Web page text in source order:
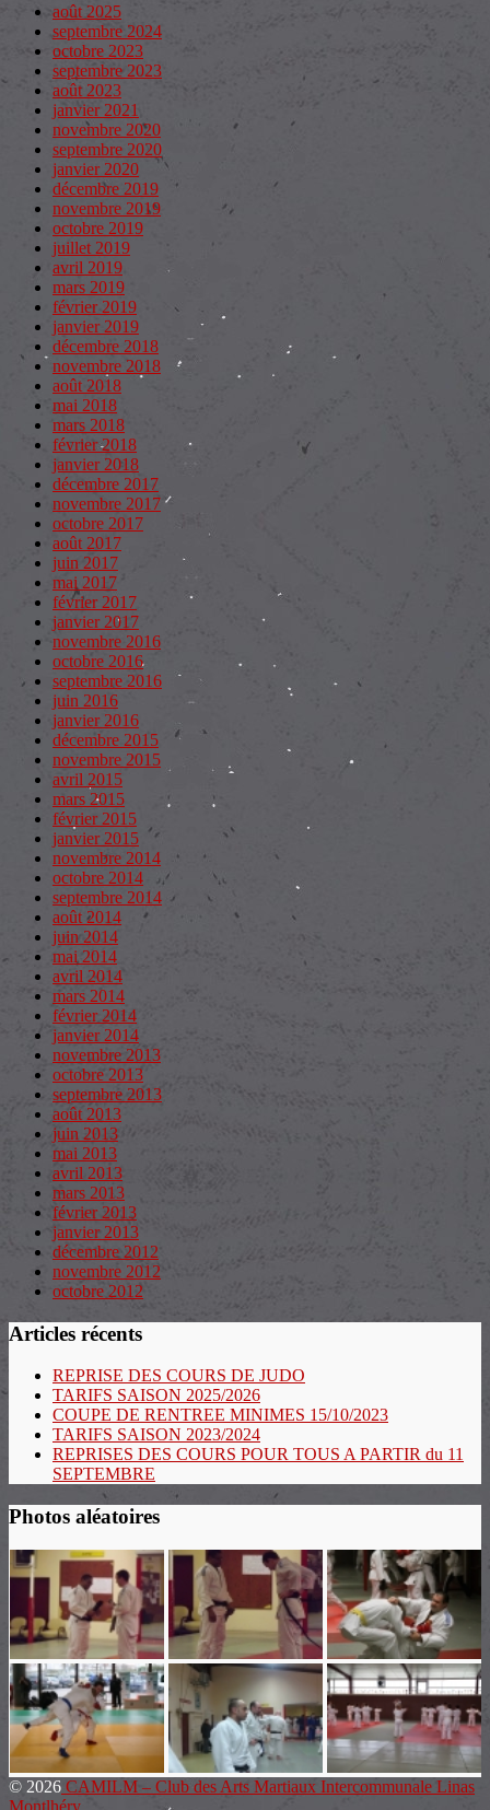
août 2025
septembre 2024
octobre 2023
septembre 2023
août 2023
janvier 2021
novembre 2020
septembre 2020
janvier 2020
décembre 2019
novembre 2019
octobre 2019
juillet 2019
avril 2019
mars 2019
février 2019
janvier 2019
décembre 2018
novembre 2018
août 2018
mai 2018
mars 2018
février 2018
janvier 2018
décembre 2017
novembre 2017
octobre 2017
août 2017
juin 2017
mai 2017
février 2017
janvier 2017
novembre 2016
octobre 2016
septembre 2016
juin 2016
janvier 2016
décembre 2015
novembre 2015
avril 2015
mars 2015
février 2015
janvier 2015
novembre 2014
octobre 2014
septembre 2014
août 2014
juin 2014
mai 2014
avril 2014
mars 2014
février 2014
janvier 2014
novembre 2013
octobre 2013
septembre 2013
août 2013
juin 2013
mai 2013
avril 2013
mars 2013
février 2013
janvier 2013
décembre 2012
novembre 2012
octobre 2012
Articles récents
REPRISE DES COURS DE JUDO
TARIFS SAISON 2025/2026
COUPE DE RENTREE MINIMES 15/10/2023
TARIFS SAISON 2023/2024
REPRISES DES COURS POUR TOUS A PARTIR du 11
SEPTEMBRE
Photos aléatoires
© 2026 CAMILM – Club des Arts Martiaux Intercommunale Linas
Montlhéry